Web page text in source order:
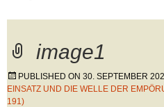
image1
PUBLISHED ON 30. SEPTEMBER
EINSATZ UND DIE WELLE DER
191)